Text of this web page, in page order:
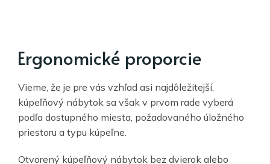
Ergonomické proporcie
Vieme, že je pre vás vzhľad asi najdôležitejší,
kúpeľňový nábytok sa však v prvom rade vyberá
podľa dostupného miesta, požadovaného úložného
priestoru a typu kúpeľne.
Otvorený kúpeľňový nábytok bez dvierok alebo